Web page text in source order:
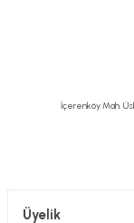
İçerenköy Mah.
Üyelik